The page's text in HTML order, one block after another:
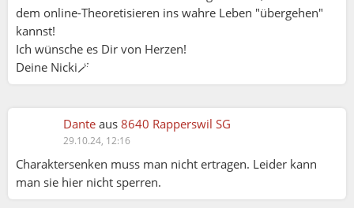
dem online-Theoretisieren ins wahre Leben "übergehen"
kannst!
Ich wünsche es Dir von Herzen!
Deine Nicki🪄
Dante aus 8640 Rapperswil SG
29.10.24, 12:16
Charaktersenken muss man nicht ertragen. Leider kann
man sie hier nicht sperren.